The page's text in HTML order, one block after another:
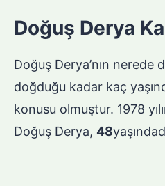
Doğuş Derya
Doğuş Derya’nın nerede
doğduğu kadar kaç
konusu olmuştur. 1978
Doğuş Derya, 48